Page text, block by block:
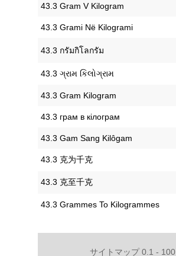
‎43.3 Gram V Kilogram
‎43.3 Grami Në Kilogrami
‎43.3 กรัมกิโลกรัม
‎43.3 ગ્રામ કિલોગ્રામ
‎43.3 Gram Kilogram
‎43.3 грам в кілограм
‎43.3 Gam Sang Kilôgam
‎43.3 克为千克
‎43.3 克至千克
‎43.3 Grammes To Kilogrammes
サイトマップ 0.1 - 100